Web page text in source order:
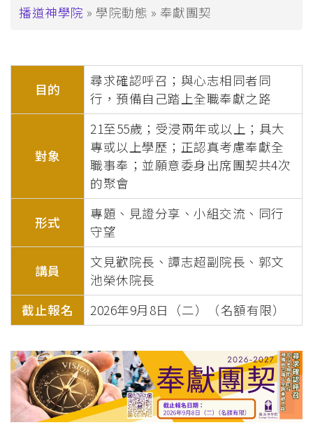
導
連
結
播道神學院 學院動態 奉獻團契
目的
尋求確認呼召；與心志相同者同
行，預備自己踏上全職奉獻之路
對象
21至55歲；受浸兩年或以上；具大
專或以上學歷；正認真考慮奉獻全
職事奉；並願意委身出席團契共4次
的聚會
形式
專題、見證分享、小組交流、同行
守望
講員
文見歡院長、譚志超副院長、郭文
池榮休院長
截止報名
2026年9月8日（二）（名額有限）